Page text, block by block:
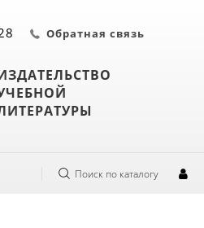
Обратная связь
Поиск по каталогу